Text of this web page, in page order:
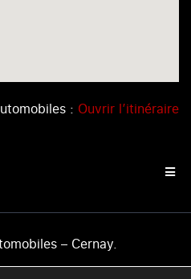
: Ouvrir l’itinéraire
– Cernay.